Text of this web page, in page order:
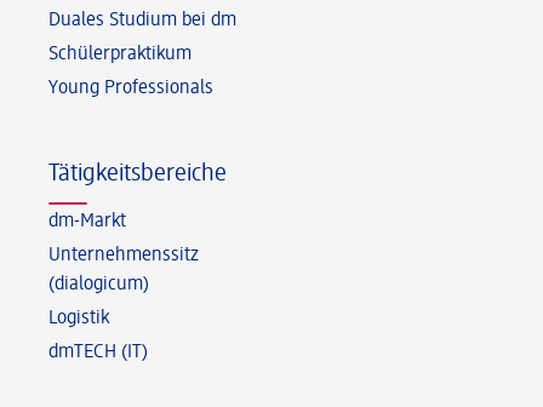
Duales Studium bei dm
Schülerpraktikum
Young Professionals
Tätigkeitsbereiche
dm-Markt
Unternehmenssitz
(dialogicum)
Logistik
dmTECH (IT)